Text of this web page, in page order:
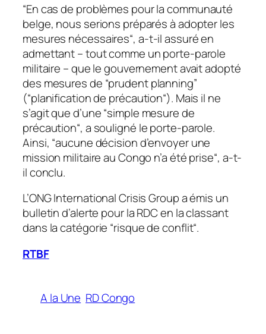
“En cas de problèmes pour la communauté
belge, nous serions préparés à adopter les
mesures nécessaires“, a-t-il assuré en
admettant – tout comme un porte-parole
militaire – que le gouvernement avait adopté
des mesures de “prudent planning”
(“planification de précaution“). Mais il ne
s’agit que d’une “simple mesure de
précaution“, a souligné le porte-parole.
Ainsi, “aucune décision d’envoyer une
mission militaire au Congo n’a été prise“, a-t-
il conclu.
L’ONG International Crisis Group a émis un
bulletin d’alerte pour la RDC en la classant
dans la catégorie “risque de conflit“.
RTBF
A la Une RD Congo